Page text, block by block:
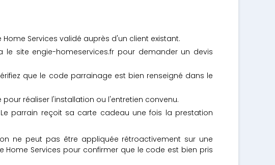
Services validé auprès d'un client existant.
le site engie-homeservices.fr pour demander un devis
que le code parrainage est bien renseigné dans le
réaliser l'installation ou l'entretien convenu.
parrain reçoit sa carte cadeau une fois la prestation
ne peut pas être appliquée rétroactivement sur une
Services pour confirmer que le code est bien pris